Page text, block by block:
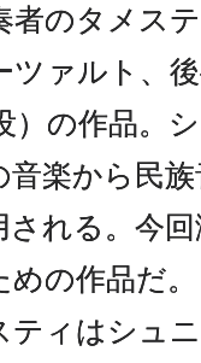
者のタメス
ツァルト、
）の作品。
音楽から民
される。今
の作品だ。
ィはシュ